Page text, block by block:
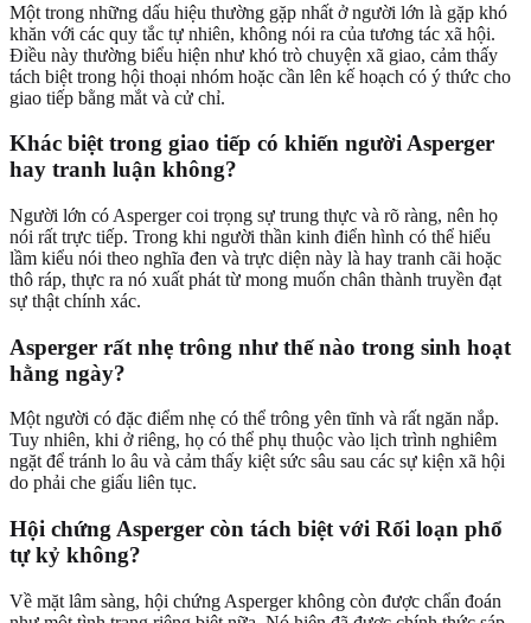
Một trong những dấu hiệu thường gặp nhất ở người lớn là gặp khó
khăn với các quy tắc tự nhiên, không nói ra của tương tác xã hội.
Điều này thường biểu hiện như khó trò chuyện xã giao, cảm thấy
tách biệt trong hội thoại nhóm hoặc cần lên kế hoạch có ý thức cho
giao tiếp bằng mắt và cử chỉ.
Khác biệt trong giao tiếp có khiến người Asperger
hay tranh luận không?
Người lớn có Asperger coi trọng sự trung thực và rõ ràng, nên họ
nói rất trực tiếp. Trong khi người thần kinh điển hình có thể hiểu
lầm kiểu nói theo nghĩa đen và trực diện này là hay tranh cãi hoặc
thô ráp, thực ra nó xuất phát từ mong muốn chân thành truyền đạt
sự thật chính xác.
Asperger rất nhẹ trông như thế nào trong sinh hoạt
hằng ngày?
Một người có đặc điểm nhẹ có thể trông yên tĩnh và rất ngăn nắp.
Tuy nhiên, khi ở riêng, họ có thể phụ thuộc vào lịch trình nghiêm
ngặt để tránh lo âu và cảm thấy kiệt sức sâu sau các sự kiện xã hội
do phải che giấu liên tục.
Hội chứng Asperger còn tách biệt với Rối loạn phổ
tự kỷ không?
Về mặt lâm sàng, hội chứng Asperger không còn được chẩn đoán